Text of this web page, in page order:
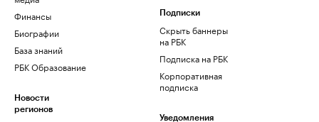
Финансы
Биографии
База знаний
РБК Образование
Новости
регионов
Подписки
Скрыть баннеры
на РБК
Подписка на РБК
Корпоративная
подписка
Уведомления